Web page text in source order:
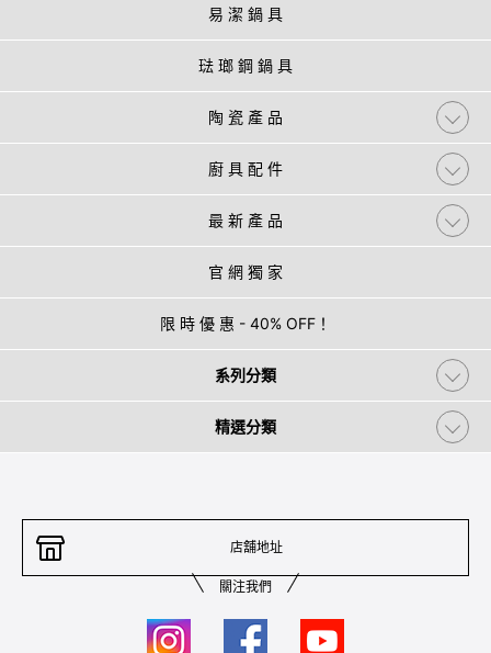
易 潔 鍋 具
琺 瑯 鋼 鍋 具
陶 瓷 產 品
廚 具 配 件
最 新 產 品
官 網 獨 家
限 時 優 惠 - 40% OFF！
系列分類
精選分類
店舖地址
關注我們